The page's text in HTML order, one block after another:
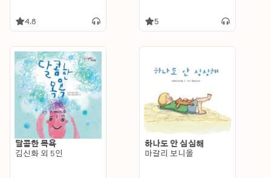
4.8 5
달콤한 목욕
김신화 외 5인
하나도 안 심심해
마갈리 보니올